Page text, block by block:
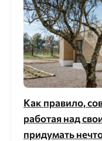
Как правило,
работая над
придумать